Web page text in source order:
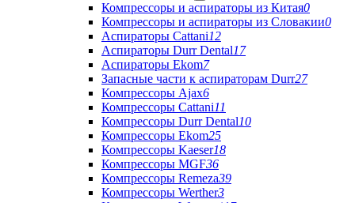
Компрессоры и аспираторы из Китая0
Компрессоры и аспираторы из Словакии0
Аспираторы Cattani12
Аспираторы Durr Dental17
Аспираторы Ekom7
Запасные части к аспираторам Durr27
Компрессоры Ajax6
Компрессоры Cattani11
Компрессоры Durr Dental10
Компрессоры Ekom25
Компрессоры Kaeser18
Компрессоры MGF36
Компрессоры Remeza39
Компрессоры Werther3